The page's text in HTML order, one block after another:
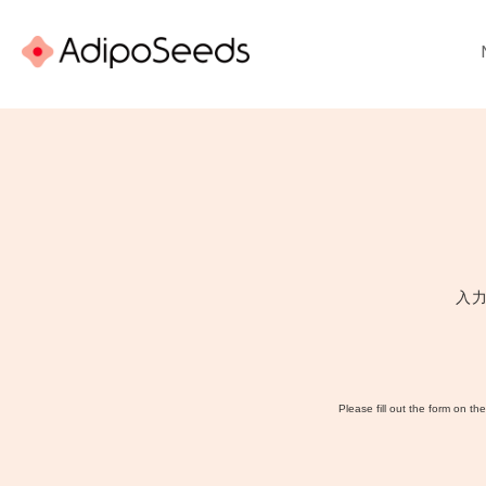
入
Please fill out the form on